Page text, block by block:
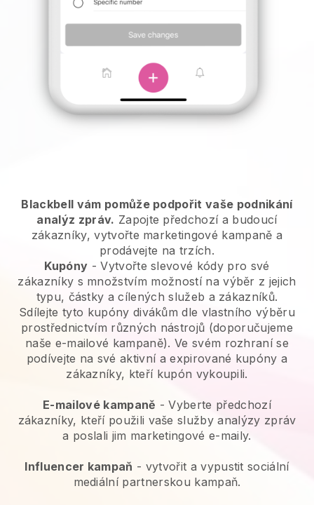
Blackbell vám pomůže podpořit vaše podnikání
analýz zpráv. Zapojte předchozí a budoucí
zákazníky, vytvořte marketingové kampaně a
prodávejte na trzích.
Kupóny - Vytvořte slevové kódy pro své
zákazníky s množstvím možností na výběr z jejich
typu, částky a cílených služeb a zákazníků.
Sdílejte tyto kupóny divákům dle vlastního výběru
prostřednictvím různých nástrojů (doporučujeme
naše e-mailové kampaně). Ve svém rozhraní se
podívejte na své aktivní a expirované kupóny a
zákazníky, kteří kupón vykoupili.
E-mailové kampaně -Vyberte předchozí
zákazníky, kteří použili vaše služby analýzy zpráv
a poslali jim marketingové e-maily.
Influencer kampaň - vytvořit a vypustit sociální
mediální partnerskou kampaň.